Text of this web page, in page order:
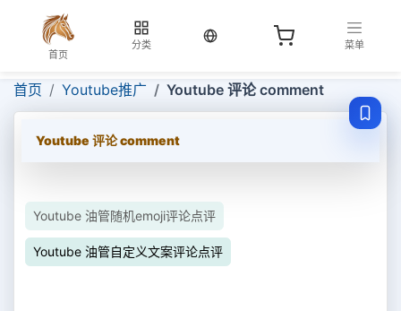
首页
分类
当前语言：中文
菜单
首页 Youtube推广 Youtube 评论 comment
Youtube 评论 comment
Youtube 油管随机emoji评论点评
Youtube 油管自定义文案评论点评